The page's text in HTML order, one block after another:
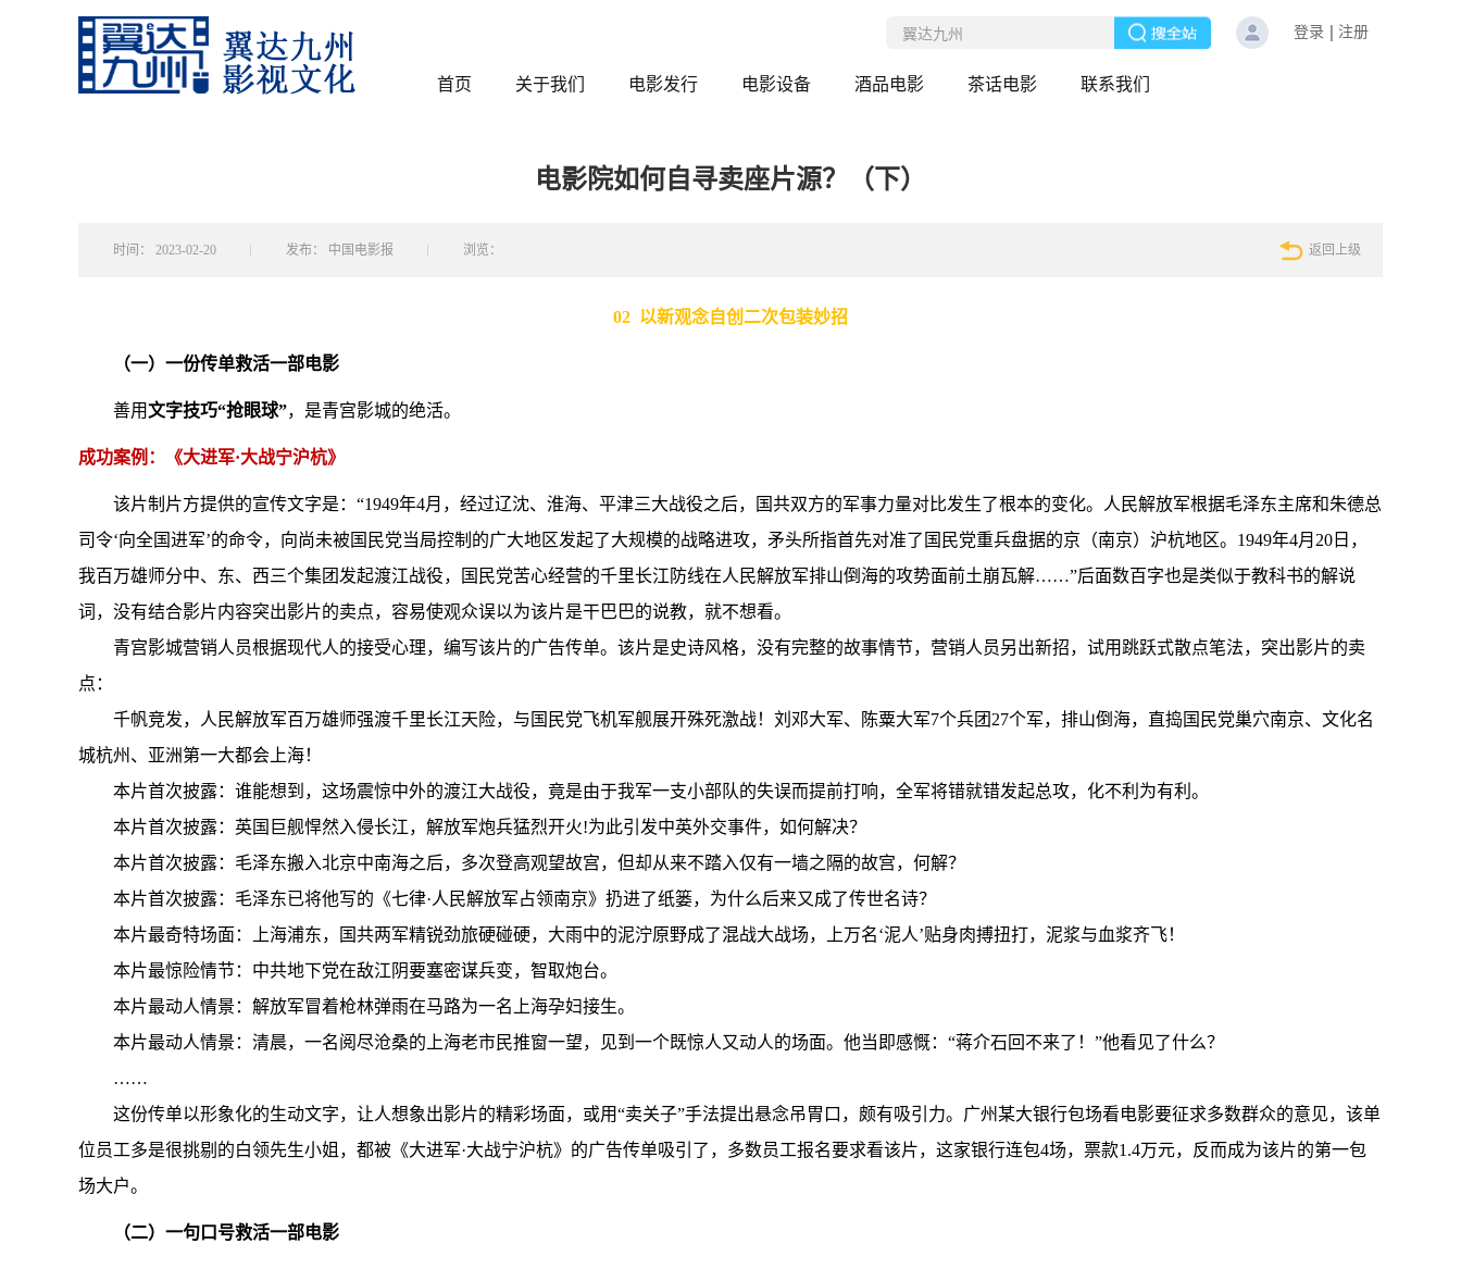
登录 注册
首页 关于我们 电影发行 电影设备 酒品电影 茶话电影 联系我们
电影院如何自寻卖座片源？（下）
时间： 2023-02-20 发布： 中国电影报 浏览： 返回上级
02 以新观念自创二次包装妙招
（一）一份传单救活一部电影
善用文字技巧“抢眼球”，是青宫影城的绝活。
成功案例：《大进军·大战宁沪杭》
该片制片方提供的宣传文字是：“1949年4月，经过辽沈、淮海、平津三大战役之后，国共双方的军事力量对比发生了根本的变化。人民解放军根据毛泽东主席和朱德总
司令‘向全国进军’的命令，向尚未被国民党当局控制的广大地区发起了大规模的战略进攻，矛头所指首先对准了国民党重兵盘据的京（南京）沪杭地区。1949年4月20日，
我百万雄师分中、东、西三个集团发起渡江战役，国民党苦心经营的千里长江防线在人民解放军排山倒海的攻势面前土崩瓦解……”后面数百字也是类似于教科书的解说
词，没有结合影片内容突出影片的卖点，容易使观众误以为该片是干巴巴的说教，就不想看。
青宫影城营销人员根据现代人的接受心理，编写该片的广告传单。该片是史诗风格，没有完整的故事情节，营销人员另出新招，试用跳跃式散点笔法，突出影片的卖
点：
千帆竞发，人民解放军百万雄师强渡千里长江天险，与国民党飞机军舰展开殊死激战！刘邓大军、陈粟大军7个兵团27个军，排山倒海，直捣国民党巢穴南京、文化名
城杭州、亚洲第一大都会上海！
本片首次披露：谁能想到，这场震惊中外的渡江大战役，竟是由于我军一支小部队的失误而提前打响，全军将错就错发起总攻，化不利为有利。
本片首次披露：英国巨舰悍然入侵长江，解放军炮兵猛烈开火!为此引发中英外交事件，如何解决？
本片首次披露：毛泽东搬入北京中南海之后，多次登高观望故宫，但却从来不踏入仅有一墙之隔的故宫，何解？
本片首次披露：毛泽东已将他写的《七律·人民解放军占领南京》扔进了纸篓，为什么后来又成了传世名诗？
本片最奇特场面：上海浦东，国共两军精锐劲旅硬碰硬，大雨中的泥泞原野成了混战大战场，上万名‘泥人’贴身肉搏扭打，泥浆与血浆齐飞！
本片最惊险情节：中共地下党在敌江阴要塞密谋兵变，智取炮台。
本片最动人情景：解放军冒着枪林弹雨在马路为一名上海孕妇接生。
本片最动人情景：清晨，一名阅尽沧桑的上海老市民推窗一望，见到一个既惊人又动人的场面。他当即感慨：“蒋介石回不来了！”他看见了什么？
……
这份传单以形象化的生动文字，让人想象出影片的精彩场面，或用“卖关子”手法提出悬念吊胃口，颇有吸引力。广州某大银行包场看电影要征求多数群众的意见，该单
位员工多是很挑剔的白领先生小姐，都被《大进军·大战宁沪杭》的广告传单吸引了，多数员工报名要求看该片，这家银行连包4场，票款1.4万元，反而成为该片的第一包
场大户。
（二）一句口号救活一部电影